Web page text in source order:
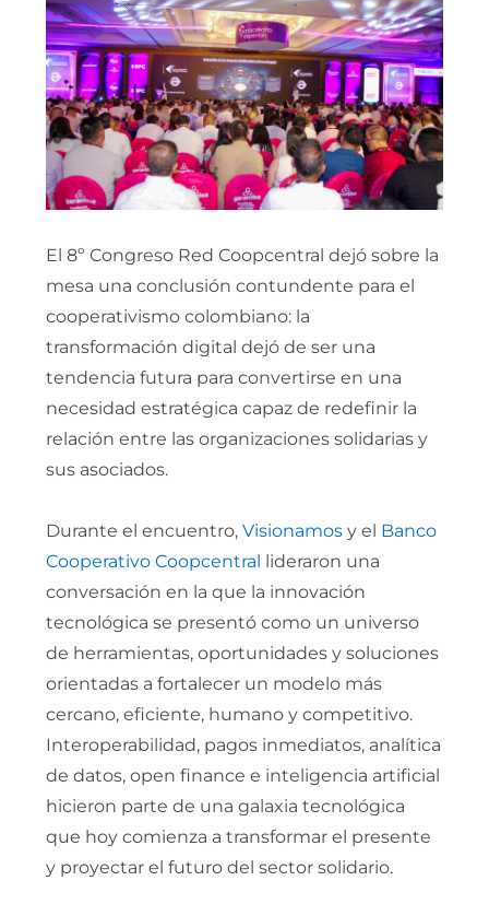
El 8º Congreso Red Coopcentral dejó sobre la
mesa una conclusión contundente para el
cooperativismo colombiano: la
transformación digital dejó de ser una
tendencia futura para convertirse en una
necesidad estratégica capaz de redefinir la
relación entre las organizaciones solidarias y
sus asociados.
Durante el encuentro, Visionamos y el Banco
Cooperativo Coopcentral lideraron una
conversación en la que la innovación
tecnológica se presentó como un universo
de herramientas, oportunidades y soluciones
orientadas a fortalecer un modelo más
cercano, eficiente, humano y competitivo.
Interoperabilidad, pagos inmediatos, analítica
de datos, open finance e inteligencia artificial
hicieron parte de una galaxia tecnológica
que hoy comienza a transformar el presente
y proyectar el futuro del sector solidario.